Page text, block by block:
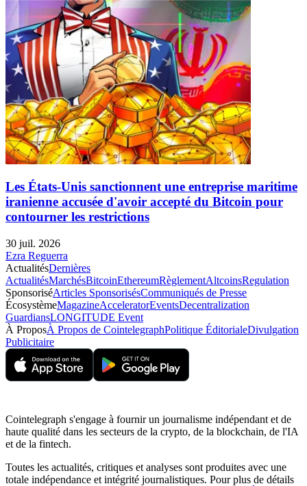
Les États-Unis sanctionnent une entreprise maritime
iranienne accusée d'avoir accepté du Bitcoin pour
contourner les restrictions
30 juil. 2026
Ezra Reguerra
ActualitésDernières
ActualitésMarchésBitcoinEthereumRèglementAltcoinsRegulation
SponsoriséArticles SponsorisésCommuniqués de Presse
ÉcosystèmeMagazineAcceleratorEventsDecentralization
GuardiansLONGITUDE Event
À ProposÀ Propos de CointelegraphPolitique ÉditorialeDivulgation
Publicitaire
Cointelegraph s'engage à fournir un journalisme indépendant et de
haute qualité dans les secteurs de la crypto, de la blockchain, de l'IA
et de la fintech.
Toutes les actualités, critiques et analyses sont produites avec une
totale indépendance et intégrité journalistiques. Pour plus de détails